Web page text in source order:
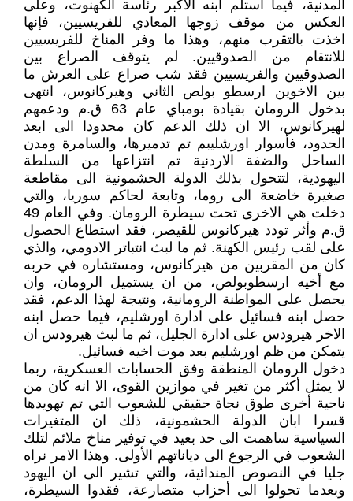
المدنية، فيما استلم ابنه الاكبر رئاسة الكهنوت، وعلى
العكس من موقف زوجها المعادي للفريسيين، فإنها
اخذت بالتقرب منهم، وهذا ما وفر المناخ للفريسيين
للانتقام من الصدوقيين. لم يتوقف الصراع بين
الصدوقيين والفريسيين فقد شب صراع على العرش ما
بين الاخوين ارسطو بولص الثاني وهيركانوس، انتهى
بدخول الرومان بقيادة بومباي عام 63 ق.م ودعمهم
لهيركانوس، الا ان ذلك الدعم كان محدودا الى ابعد
الحدود، فأسوار اورشليبم تم تدميرها، والسامرة ومدن
الساحل والضفة الاردنية تم انتزاعها من السلطة
اليهودية، لتتحول بذلك الدولة الحشمونية الى مقاطعة
صغيرة خاضعة الى روما، وتابعة لحاكم سوريا، والتي
دخلت هي الاخرى تحت سيطرة الرومان. وفي العام 49
ق.م وأثر تودد هيركانوس للقيصر، فقد استطاع الحصول
على لقب رئيس الكهنة. ثم ما لبث انتباتر الادومي، والذي
كان من المقربين من هيركانوس، ومستشاره في حربه
مع أخيه ارسطوبولص، من ان يستميل الرومان، وان
يحصل على المواطنة الرومانية، ونتيجة لهذا الدعم، فقد
حصل ابنه فسائيل على ادارة اورشليم، فيما حصل ابنه
الاخر هيرودس على ادارة الجليل، ثم ما لبث هيرودس ان
يتمكن من ظم اورشليم بعد موت اخيه فسائيل.
دخول الرومان المنطقة وفق الحسابات العسكرية، ربما
لا يمثل أكثر من تغير في موازين القوى، الا انه كان من
ناحية أخرى طوق نجاة حقيقي للشعوب التي تم تهويدها
قسرا ابان الدولة الحشمونية، ذلك ان المتغيرات
السياسية ساهمت الى حد بعيد في توفير مناخ ملائم لتلك
الشعوب في الرجوع الى دياناتهم الأولى. وهذا الامر نراه
جليا في النصوص المندائية، والتي تشير الى ان اليهود
وبعدما تحولوا الى أحزاب متصارعة، فقدوا السيطرة،